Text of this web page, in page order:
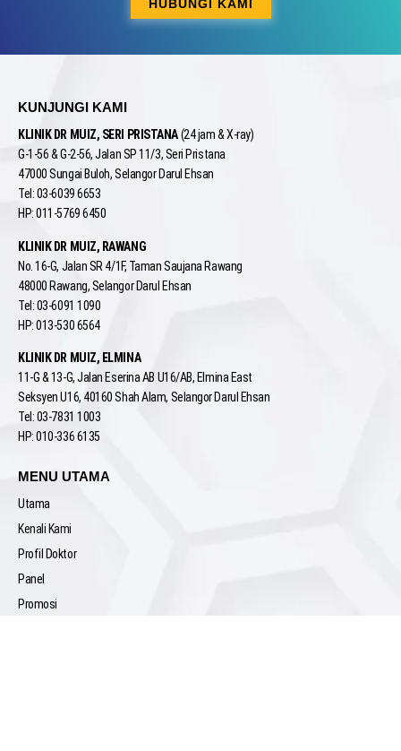
HUBUNGI KAMI
KUNJUNGI KAMI
KLINIK DR MUIZ, SERI PRISTANA(24 jam & X-ray)
G-1-56 & G-2-56, Jalan SP 11/3, Seri Pristana
47000 Sungai Buloh, Selangor Darul Ehsan
Tel: 03-6039 6653
HP: 011-5769 6450
KLINIK DR MUIZ, RAWANG
No. 16-G, Jalan SR 4/1F, Taman Saujana Rawang
48000 Rawang, Selangor Darul Ehsan
Tel: 03-6091 1090
HP: 013-530 6564
KLINIK DR MUIZ, ELMINA
11-G & 13-G, Jalan Eserina AB U16/AB, Elmina East
Seksyen U16, 40160 Shah Alam, Selangor Darul Ehsan
Tel: 03-7831 1003
HP: 010-336 6135
MENU UTAMA
Utama
Kenali Kami
Profil Doktor
Panel
Promosi